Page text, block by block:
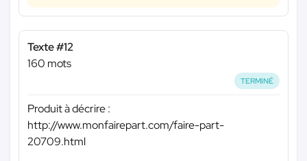
Texte #12
160 mots
TERMINÉ
Produit à décrire :
http://www.monfairepart.com/faire-part-
20709.html